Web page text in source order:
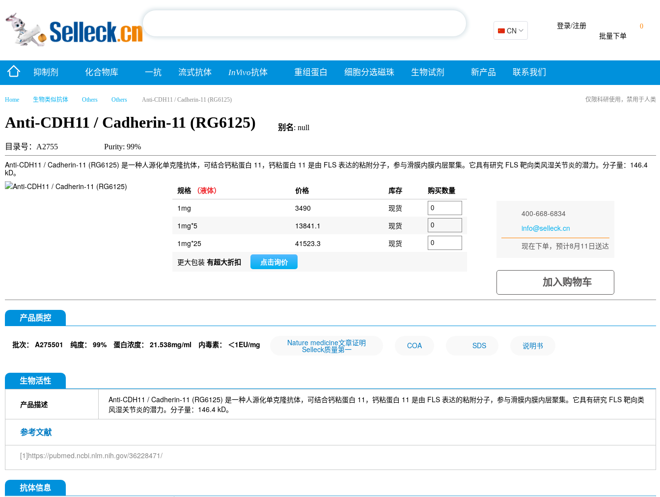
🇨🇳 CN
0
批量下单
登录/注册
抑制剂 化合物库 一抗 流式抗体 InVivo抗体 重组蛋白 细胞分选磁珠 生物试剂 新产品 联系我们
Home 生物类似抗体 Others Others Anti-CDH11 / Cadherin-11 (RG6125) 仅限科研使用，禁用于人类
Anti-CDH11 / Cadherin-11 (RG6125) 别名: null
目录号：A2755 Purity: 99%
Anti-CDH11 / Cadherin-11 (RG6125) 是一种人源化单克隆抗体，可结合钙粘蛋白 11，钙粘蛋白 11 是由 FLS 表达的粘附分子，参与滑膜内膜内层聚集。它具有研究 FLS 靶向类风湿关节炎的潜力。分子量：146.4
kD。
规格 （液体） 价格 库存
购买数量
1mg
3490
现货
1mg*5
13841.1
现货
1mg*25
41523.3
现货
更大包装 有超大折扣 点击询价
400-668-6834
info@selleck.cn
现在下单，预计8月11日送达
加入购物车
产品质控
批次： A275501 纯度： 99% 蛋白浓度： 21.538mg/ml 内毒素： ＜1EU/mg Nature medicine文章证明
Selleck质量第一 COA SDS 说明书
生物活性
产品描述
Anti-CDH11 / Cadherin-11 (RG6125) 是一种人源化单克隆抗体，可结合钙粘蛋白 11，钙粘蛋白 11 是由 FLS 表达的粘附分子，参与滑膜内膜内层聚集。它具有研究 FLS 靶向类
风湿关节炎的潜力。分子量：146.4 kD。
参考文献
[1]https://pubmed.ncbi.nlm.nih.gov/36228471/
抗体信息